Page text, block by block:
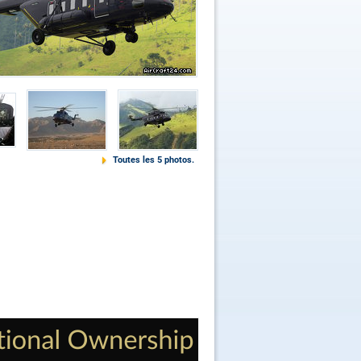
Toutes les 5 photos.